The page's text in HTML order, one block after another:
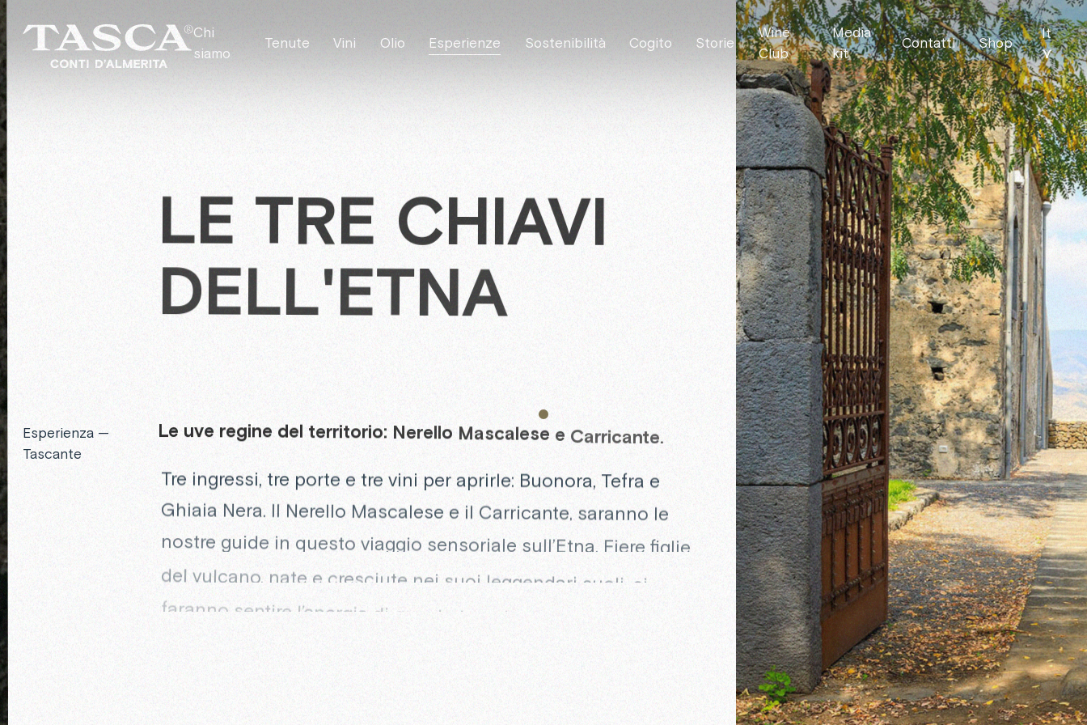
Chi
siamo
Tenute Vini Olio Esperienze Sostenibilità Cogito Storie
Wine
Club
Media
kit
Contatti Shop
It
⋎
Esperienza —
Tascante
LE TRE CHIAVI
DELL'ETNA
Le uve regine del territorio: Nerello Mascalese e Carricante.
Tre ingressi, tre porte e tre vini per aprirle: Buonora, Tefra e
Ghiaia Nera. Il Nerello Mascalese e il Carricante, saranno le
nostre guide in questo viaggio sensoriale sull’Etna. Fiere figlie
del vulcano, nate e cresciute nei suoi leggendari suoli, ci